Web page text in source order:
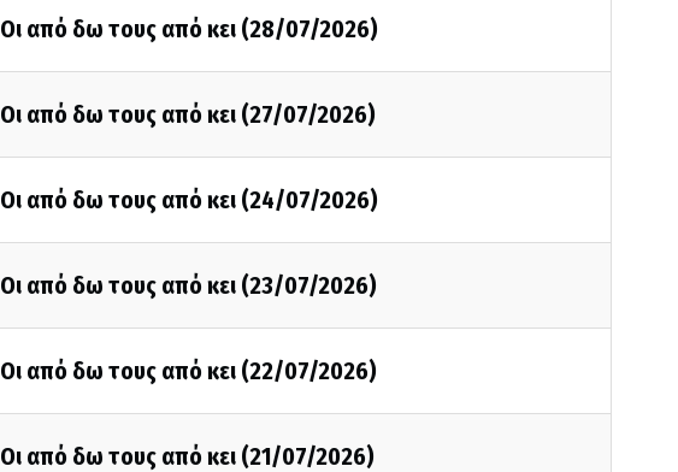
Οι από δω τους από κει (28/07/2026)
Οι από δω τους από κει (27/07/2026)
Οι από δω τους από κει (24/07/2026)
Οι από δω τους από κει (23/07/2026)
Οι από δω τους από κει (22/07/2026)
Οι από δω τους από κει (21/07/2026)